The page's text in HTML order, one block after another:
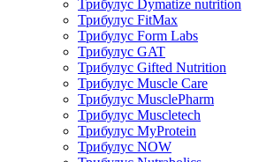
Трибулус Dymatize nutrition
Трибулус FitMax
Трибулус Form Labs
Трибулус GAT
Трибулус Gifted Nutrition
Трибулус Muscle Care
Трибулус MusclePharm
Трибулус Muscletech
Трибулус MyProtein
Трибулус NOW